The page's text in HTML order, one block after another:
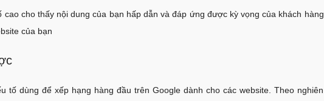
cao cho thấy nội dung của bạn hấp dẫn và đáp ứng được kỳ vọng của khách
của bạn
tố dùng để xếp hạng hàng đầu trên Google dành cho các website. Theo